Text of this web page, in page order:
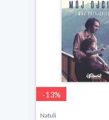
-13%
Natuli